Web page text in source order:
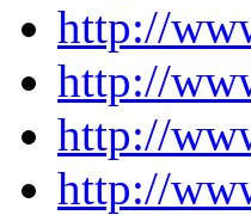
http://
http://
http://
http://